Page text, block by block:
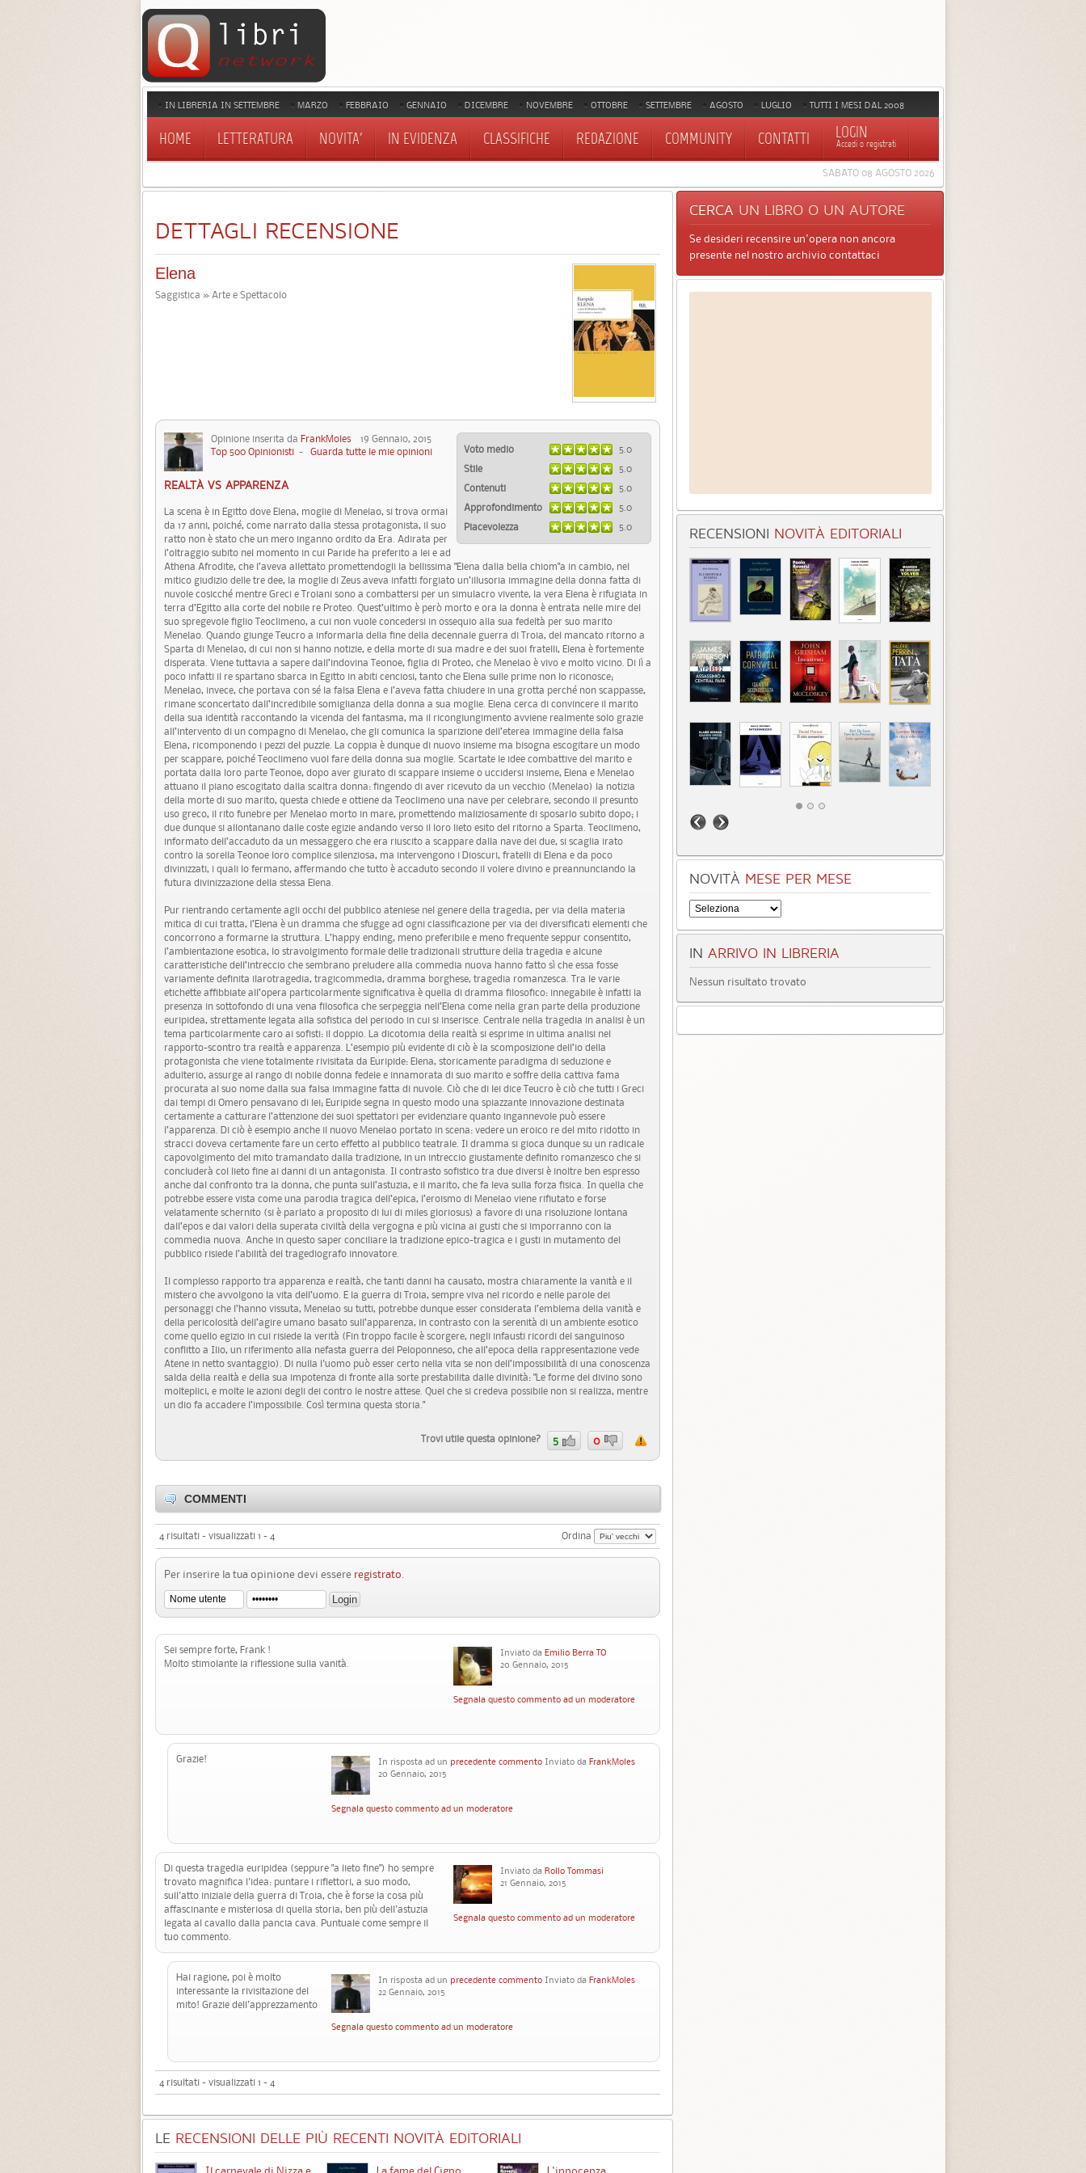
IN LIBRERIA IN SETTEMBRE MARZO FEBBRAIO GENNAIO DICEMBRE NOVEMBRE OTTOBRE SETTEMBRE AGOSTO LUGLIO TUTTI I MESI DAL 2008
HOME LETTERATURA NOVITA' IN EVIDENZA CLASSIFICHE REDAZIONE COMMUNITY CONTATTI LOGIN
Accedi o registrati
SABATO 08 AGOSTO 2026
DETTAGLI RECENSIONE
Elena
Saggistica » Arte e Spettacolo
Voto medio
5.0
Stile
5.0
Contenuti
5.0
Approfondimento
5.0
Piacevolezza
5.0
Opinione inserita da FrankMoles 19 Gennaio, 2015
Top 500 Opinionisti - Guarda tutte le mie opinioni
REALTÀ VS APPARENZA
La scena è in Egitto dove Elena, moglie di Menelao, si trova ormai
da 17 anni, poiché, come narrato dalla stessa protagonista, il suo
ratto non è stato che un mero inganno ordito da Era. Adirata per
l’oltraggio subito nel momento in cui Paride ha preferito a lei e ad
Athena Afrodite, che l’aveva allettato promettendogli la bellissima "Elena dalla bella chiom"a in cambio, nel
mitico giudizio delle tre dee, la moglie di Zeus aveva infatti forgiato un’illusoria immagine della donna fatta di
nuvole cosicché mentre Greci e Troiani sono a combattersi per un simulacro vivente, la vera Elena è rifugiata in
terra d’Egitto alla corte del nobile re Proteo. Quest’ultimo è però morto e ora la donna è entrata nelle mire del
suo spregevole figlio Teoclimeno, a cui non vuole concedersi in ossequio alla sua fedeltà per suo marito
Menelao. Quando giunge Teucro a informarla della fine della decennale guerra di Troia, del mancato ritorno a
Sparta di Menelao, di cui non si hanno notizie, e della morte di sua madre e dei suoi fratelli, Elena è fortemente
disperata. Viene tuttavia a sapere dall’indovina Teonoe, figlia di Proteo, che Menelao è vivo e molto vicino. Di lì a
poco infatti il re spartano sbarca in Egitto in abiti cenciosi, tanto che Elena sulle prime non lo riconosce;
Menelao, invece, che portava con sé la falsa Elena e l’aveva fatta chiudere in una grotta perché non scappasse,
rimane sconcertato dall’incredibile somiglianza della donna a sua moglie. Elena cerca di convincere il marito
della sua identità raccontando la vicenda del fantasma, ma il ricongiungimento avviene realmente solo grazie
all’intervento di un compagno di Menelao, che gli comunica la sparizione dell’eterea immagine della falsa
Elena, ricomponendo i pezzi del puzzle. La coppia è dunque di nuovo insieme ma bisogna escogitare un modo
per scappare, poiché Teoclimeno vuol fare della donna sua moglie. Scartate le idee combattive del marito e
portata dalla loro parte Teonoe, dopo aver giurato di scappare insieme o uccidersi insieme, Elena e Menelao
attuano il piano escogitato dalla scaltra donna: fingendo di aver ricevuto da un vecchio (Menelao) la notizia
della morte di suo marito, questa chiede e ottiene da Teoclimeno una nave per celebrare, secondo il presunto
uso greco, il rito funebre per Menelao morto in mare, promettendo maliziosamente di sposarlo subito dopo; i
due dunque si allontanano dalle coste egizie andando verso il loro lieto esito del ritorno a Sparta. Teoclimeno,
informato dell’accaduto da un messaggero che era riuscito a scappare dalla nave dei due, si scaglia irato
contro la sorella Teonoe loro complice silenziosa, ma intervengono i Dioscuri, fratelli di Elena e da poco
divinizzati, i quali lo fermano, affermando che tutto è accaduto secondo il volere divino e preannunciando la
futura divinizzazione della stessa Elena.
Pur rientrando certamente agli occhi del pubblico ateniese nel genere della tragedia, per via della materia
mitica di cui tratta, l’Elena è un dramma che sfugge ad ogni classificazione per via dei diversificati elementi che
concorrono a formarne la struttura. L’happy ending, meno preferibile e meno frequente seppur consentito,
l’ambientazione esotica, lo stravolgimento formale delle tradizionali strutture della tragedia e alcune
caratteristiche dell’intreccio che sembrano preludere alla commedia nuova hanno fatto sì che essa fosse
variamente definita ilarotragedia, tragicommedia, dramma borghese, tragedia romanzesca. Tra le varie
etichette affibbiate all’opera particolarmente significativa è quella di dramma filosofico: innegabile è infatti la
presenza in sottofondo di una vena filosofica che serpeggia nell’Elena come nella gran parte della produzione
euripidea, strettamente legata alla sofistica del periodo in cui si inserisce. Centrale nella tragedia in analisi è un
tema particolarmente caro ai sofisti: il doppio. La dicotomia della realtà si esprime in ultima analisi nel
rapporto-scontro tra realtà e apparenza. L’esempio più evidente di ciò è la scomposizione dell’io della
protagonista che viene totalmente rivisitata da Euripide: Elena, storicamente paradigma di seduzione e
adulterio, assurge al rango di nobile donna fedele e innamorata di suo marito e soffre della cattiva fama
procurata al suo nome dalla sua falsa immagine fatta di nuvole. Ciò che di lei dice Teucro è ciò che tutti i Greci
dai tempi di Omero pensavano di lei; Euripide segna in questo modo una spiazzante innovazione destinata
certamente a catturare l’attenzione dei suoi spettatori per evidenziare quanto ingannevole può essere
l’apparenza. Di ciò è esempio anche il nuovo Menelao portato in scena: vedere un eroico re del mito ridotto in
stracci doveva certamente fare un certo effetto al pubblico teatrale. Il dramma si gioca dunque su un radicale
capovolgimento del mito tramandato dalla tradizione, in un intreccio giustamente definito romanzesco che si
concluderà col lieto fine ai danni di un antagonista. Il contrasto sofistico tra due diversi è inoltre ben espresso
anche dal confronto tra la donna, che punta sull’astuzia, e il marito, che fa leva sulla forza fisica. In quella che
potrebbe essere vista come una parodia tragica dell’epica, l’eroismo di Menelao viene rifiutato e forse
velatamente schernito (si è parlato a proposito di lui di miles gloriosus) a favore di una risoluzione lontana
dall’epos e dai valori della superata civiltà della vergogna e più vicina ai gusti che si imporranno con la
commedia nuova. Anche in questo saper conciliare la tradizione epico-tragica e i gusti in mutamento del
pubblico risiede l’abilità del tragediografo innovatore.
Il complesso rapporto tra apparenza e realtà, che tanti danni ha causato, mostra chiaramente la vanità e il
mistero che avvolgono la vita dell’uomo. E la guerra di Troia, sempre viva nel ricordo e nelle parole dei
personaggi che l’hanno vissuta, Menelao su tutti, potrebbe dunque esser considerata l’emblema della vanità e
della pericolosità dell’agire umano basato sull’apparenza, in contrasto con la serenità di un ambiente esotico
come quello egizio in cui risiede la verità (Fin troppo facile è scorgere, negli infausti ricordi del sanguinoso
conflitto a Ilio, un riferimento alla nefasta guerra del Peloponneso, che all’epoca della rappresentazione vede
Atene in netto svantaggio). Di nulla l'uomo può esser certo nella vita se non dell’impossibilità di una conoscenza
salda della realtà e della sua impotenza di fronte alla sorte prestabilita dalle divinità: "Le forme del divino sono
molteplici, e molte le azioni degli dei contro le nostre attese. Quel che si credeva possibile non si realizza, mentre
un dio fa accadere l’impossibile. Così termina questa storia."
Trovi utile questa opinione? 5 0
COMMENTI
4 risultati - visualizzati 1 - 4 Ordina
Per inserire la tua opinione devi essere registrato.
Inviato daEmilio Berra TO
20 Gennaio, 2015
Segnala questo commento ad un moderatore
Sei sempre forte, Frank !
Molto stimolante la riflessione sulla vanità.
In risposta ad un precedente commento Inviato daFrankMoles
20 Gennaio, 2015
Segnala questo commento ad un moderatore
Grazie!
Inviato daRollo Tommasi
21 Gennaio, 2015
Segnala questo commento ad un moderatore
Di questa tragedia euripidea (seppure "a lieto fine") ho sempre
trovato magnifica l'idea: puntare i riflettori, a suo modo,
sull'atto iniziale della guerra di Troia, che è forse la cosa più
affascinante e misteriosa di quella storia, ben più dell'astuzia
legata al cavallo dalla pancia cava. Puntuale come sempre il
tuo commento.
In risposta ad un precedente commento Inviato daFrankMoles
22 Gennaio, 2015
Segnala questo commento ad un moderatore
Hai ragione, poi è molto
interessante la rivisitazione del
mito! Grazie dell'apprezzamento
4 risultati - visualizzati 1 - 4
LE RECENSIONI DELLE PIÙ RECENTI NOVITÀ EDITORIALI
CERCA UN LIBRO O UN AUTORE
Se desideri recensire un'opera non ancora
presente nel nostro archivio contattaci
RECENSIONI NOVITÀ EDITORIALI
NOVITÀ MESE PER MESE
IN ARRIVO IN LIBRERIA
Nessun risultato trovato